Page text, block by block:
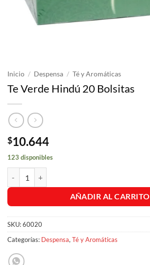
Inicio / Despensa / Té y Aromáticas
Te Verde Hindú 20 Bolsitas
$10.644
123 disponibles
AÑADIR AL CARRITO
SKU:60020
Categorías: Despensa, Té y Aromáticas